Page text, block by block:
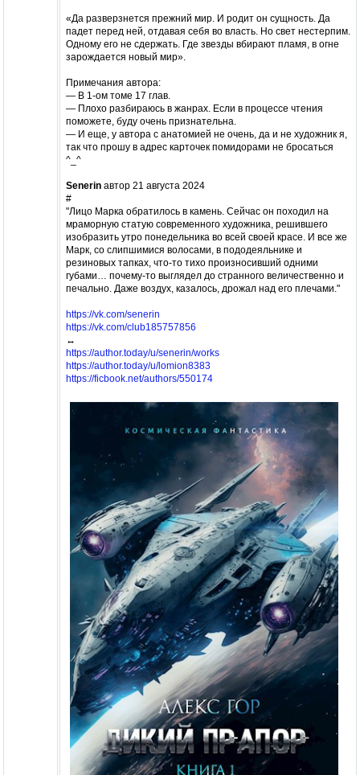
«Да разверзнется прежний мир. И родит он сущность. Да
падет перед ней, отдавая себя во власть. Но свет нестерпим.
Одному его не сдержать. Где звезды вбирают пламя, в огне
зарождается новый мир».
Примечания автора:
— В 1-ом томе 17 глав.
— Плохо разбираюсь в жанрах. Если в процессе чтения
поможете, буду очень признательна.
— И еще, у автора с анатомией не очень, да и не художник я,
так что прошу в адрес карточек помидорами не бросаться
^_^
Senerin автор 21 августа 2024
#
"Лицо Марка обратилось в камень. Сейчас он походил на
мраморную статую современного художника, решившего
изобразить утро понедельника во всей своей красе. И все же
Марк, со слипшимися волосами, в пододеяльнике и
резиновых тапках, что-то тихо произносивший одними
губами… почему-то выглядел до странного величественно и
печально. Даже воздух, казалось, дрожал над его плечами."
https://vk.com/senerin
https://vk.com/club185757856
↔️
https://author.today/u/senerin/works
https://author.today/u/lomion8383
https://ficbook.net/authors/550174